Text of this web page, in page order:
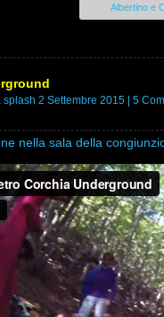
Albertino e
splash 2 Settembre 2015 | 5
nella sala della